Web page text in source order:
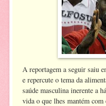
A reportagem a seguir saiu
e repercute o tema da
saúde masculina inerente a
vida o que lhes mantém